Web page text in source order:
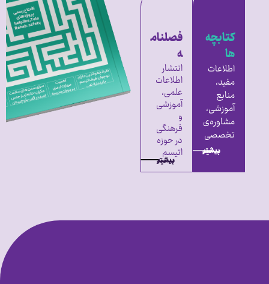
کتابچه
ها
اطلاعات
مفید،
منابع
آموزشی،
مشاوره‌ی
تخصصی
بیشتر بدانید
فصلنام
ه
انتشار
اطلاعات
علمی،
آموزشی
و
فرهنگی
در حوزه
اتیسم
بیشتر بدانید